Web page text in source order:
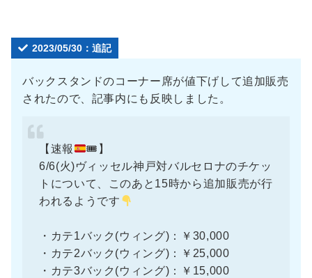
2023/05/30：追記
バックスタンドのコーナー席が値下げして追加販売
されたので、記事内にも反映しました。
【速報
🎟】
6/6(火)ヴィッセル神戸対バルセロナのチケッ
トについて、このあと15時から追加販売が行
われるようです
・カテ1バック(ウィング)：￥30,000
・カテ2バック(ウィング)：￥25,000
・カテ3バック(ウィング)：￥15,000